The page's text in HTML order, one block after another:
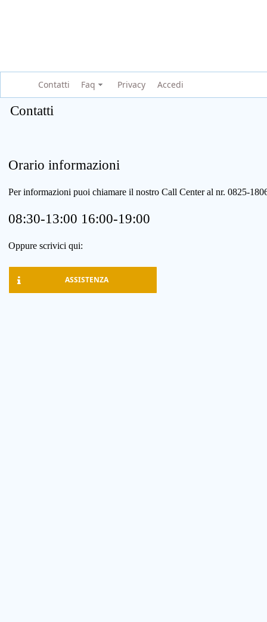
Contatti Faq Privacy Accedi
Contatti
Orario informazioni
Per informazioni puoi chiamare il nostro Call Center al nr. 0825-
08:30-13:00 16:00-19:00
Oppure scrivici qui:
ASSISTENZA